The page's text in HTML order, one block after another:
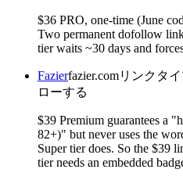
$36 PRO, one-time (June
Two permanent dofollow
tier waits ~30 days and
Fazierfazier.comリンクタ
ローする
$39 Premium guarantees a
82+)" but never uses the
Super tier does. So the $39
tier needs an embedded